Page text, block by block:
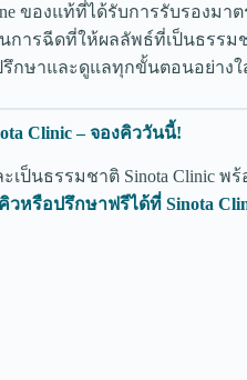
ของแท้ที่ได้รับการรับรองมา
การฉีดที่ให้ผลลัพธ์ที่เป็นธรรม
กษาและดูแลทุกขั้นตอนอย่างใ
Clinic – จองคิววันนี้!
นธรรมชาติ Sinota Clinic พ
วหรือปรึกษาฟรีได้ที่ Sinota